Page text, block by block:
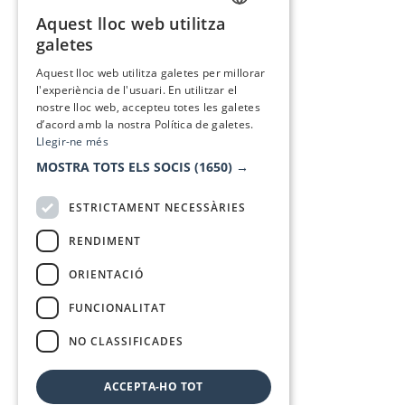
Aquest lloc web utilitza
galetes
Aquest lloc web utilitza galetes per millorar
l'experiència de l'usuari. En utilitzar el
nostre lloc web, accepteu totes les galetes
d’acord amb la nostra Política de galetes.
Llegir-ne més
MOSTRA TOTS ELS SOCIS (1650) →
ESTRICTAMENT NECESSÀRIES
RENDIMENT
ORIENTACIÓ
FUNCIONALITAT
NO CLASSIFICADES
ACCEPTA-HO TOT